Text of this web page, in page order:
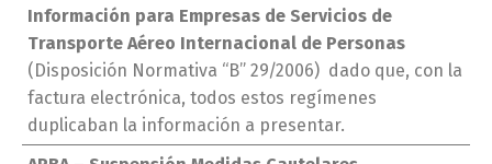
Información para Empresas de Servicios de
Transporte Aéreo Internacional de Personas
(Disposición Normativa “B” 29/2006) dado que, con la
factura electrónica, todos estos regímenes
duplicaban la información a presentar.